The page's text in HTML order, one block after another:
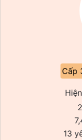
Cấp
13